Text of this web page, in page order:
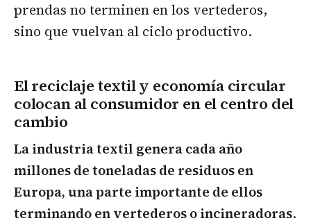
prendas no terminen en los vertederos,
sino que vuelvan al ciclo productivo.
El reciclaje textil y economía circular
colocan al consumidor en el centro del
cambio
La industria textil genera cada año
millones de toneladas de residuos en
Europa, una parte importante de ellos
terminando en vertederos o incineradoras.